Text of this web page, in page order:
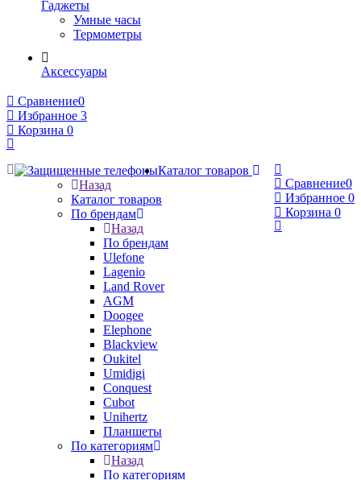
Гаджеты
Умные часы
Термометры
Аксессуары
Сравнение0
Избранное 3
Корзина 0
Сравнение0
Избранное 0
Корзина 0
Каталог товаров
Назад
Каталог товаров
По брендам
Назад
По брендам
Ulefone
Lagenio
Land Rover
AGM
Doogee
Elephone
Blackview
Oukitel
Umidigi
Conquest
Cubot
Unihertz
Планшеты
По категориям
Назад
По категориям